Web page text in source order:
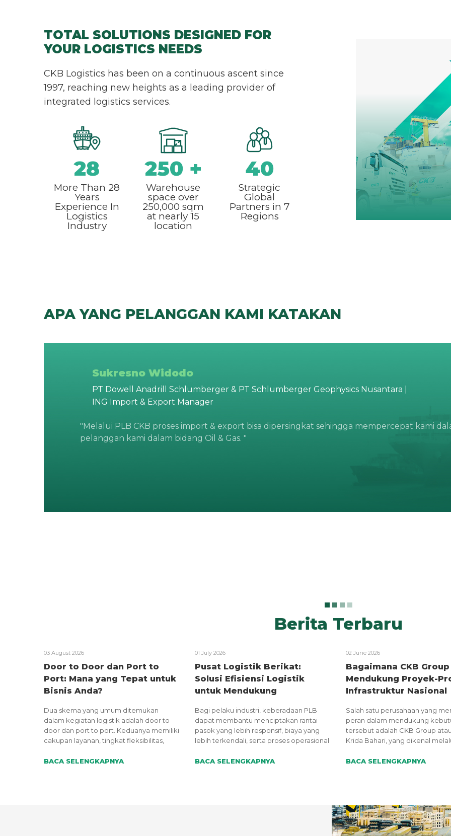
TOTAL SOLUTIONS DESIGNED FOR
YOUR LOGISTICS NEEDS
CKB Logistics has been on a continuous ascent since
1997, reaching new heights as a leading provider of
integrated logistics services.
28
More Than 28
Years
Experience In
Logistics
Industry
250+
Warehouse
space over
250,000 sqm
at nearly 15
location
40
Strategic
Global
Partners in 7
Regions
APA YANG PELANGGAN KAMI KATAKAN
Sukresno Widodo
PT Dowell Anadrill Schlumberger & PT Schlumberger Geophysics Nusantara |
ING Import & Export Manager
"Melalui PLB CKB proses import & export bisa dipersingkat sehingga mempercepat kami
pelanggan kami dalam bidang Oil & Gas. "
Berita Terbaru
03 August 2026
Door to Door dan Port to
Port: Mana yang Tepat untuk
Bisnis Anda?
Dua skema yang umum ditemukan
dalam kegiatan logistik adalah door to
door dan port to port. Keduanya memiliki
cakupan layanan, tingkat fleksibilitas,
berbeda.
BACA SELENGKAPNYA
01 July 2026
Pusat Logistik Berikat:
Solusi Efisiensi Logistik
untuk Mendukung
Bagi pelaku industri, keberadaan PLB
dapat membantu menciptakan rantai
pasok yang lebih responsif, biaya yang
lebih terkendali, serta proses operasional
BACA SELENGKAPNYA
02 June 2026
Bagaimana CKB Group
Mendukung Proyek-
Infrastruktur Nasional
Salah satu perusahaan yang
peran dalam mendukung
tersebut adalah CKB Group
Krida Bahari, yang dikenal
BACA SELENGKAPNYA